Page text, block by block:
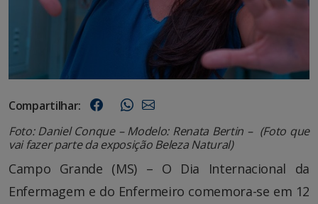
Compartilhar:
Foto: Daniel Conque –Modelo: Renata Bertin – (Foto que
vai fazer parte da exposição Beleza Natural)
Campo Grande (MS) – O Dia Internacional da
Enfermagem e do Enfermeiro comemora-se em 12